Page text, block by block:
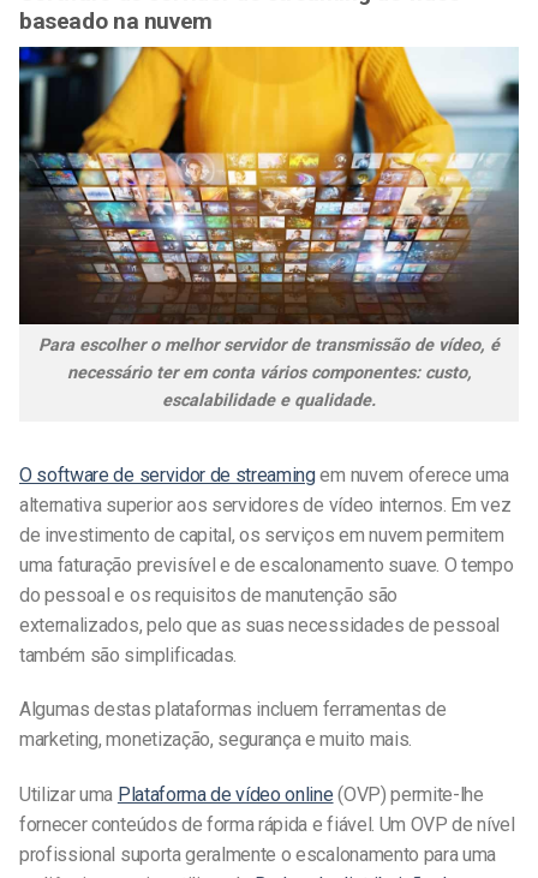
baseado na nuvem
Para escolher o melhor servidor de transmissão de vídeo, é
necessário ter em conta vários componentes: custo,
escalabilidade e qualidade.
O software de servidor de streamingem nuvem oferece uma
alternativa superior aos servidores de vídeo internos. Em vez
de investimento de capital, os serviços em nuvem permitem
uma faturação previsível e de escalonamento suave. O tempo
do pessoal e os requisitos de manutenção são
externalizados, pelo que as suas necessidades de pessoal
também são simplificadas.
Algumas destas plataformas incluem ferramentas de
marketing, monetização, segurança e muito mais.
Utilizar uma Plataforma de vídeo online (OVP) permite-lhe
fornecer conteúdos de forma rápida e fiável. Um OVP de nível
profissional suporta geralmente o escalonamento para uma